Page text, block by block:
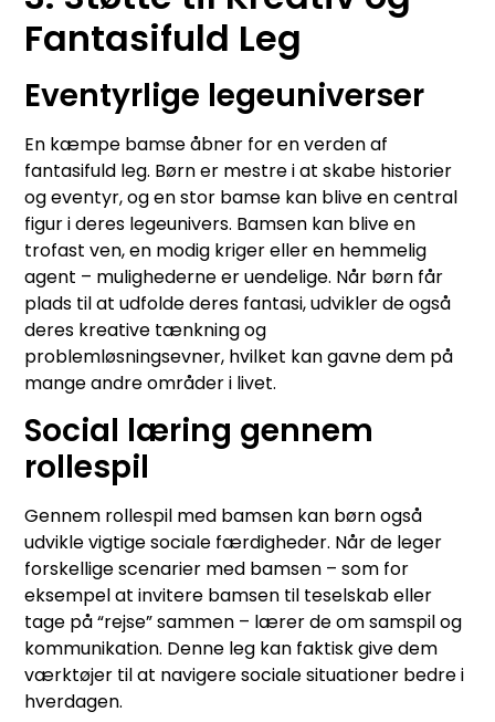
Fantasifuld Leg
Eventyrlige legeuniverser
En kæmpe bamse åbner for en verden af
fantasifuld leg. Børn er mestre i at skabe historier
og eventyr, og en stor bamse kan blive en central
figur i deres legeunivers. Bamsen kan blive en
trofast ven, en modig kriger eller en hemmelig
agent – mulighederne er uendelige. Når børn får
plads til at udfolde deres fantasi, udvikler de også
deres kreative tænkning og
problemløsningsevner, hvilket kan gavne dem på
mange andre områder i livet.
Social læring gennem
rollespil
Gennem rollespil med bamsen kan børn også
udvikle vigtige sociale færdigheder. Når de leger
forskellige scenarier med bamsen – som for
eksempel at invitere bamsen til teselskab eller
tage på “rejse” sammen – lærer de om samspil og
kommunikation. Denne leg kan faktisk give dem
værktøjer til at navigere sociale situationer bedre i
hverdagen.